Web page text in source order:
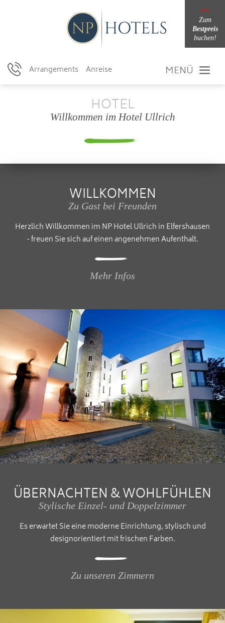
Arrangements Anreise MENÜ
Zum
Bestpreis
buchen!
HOTEL
Willkommen im Hotel Ullrich
WILLKOMMEN
Zu Gast bei Freunden
Herzlich Willkommen im NP Hotel Ullrich in Elfershausen
- freuen Sie sich auf einen angenehmen Aufenthalt.
Mehr Infos
ÜBERNACHTEN & WOHLFÜHLEN
Stylische Einzel- und Doppelzimmer
Es erwartet Sie eine moderne Einrichtung, stylisch und
designorientiert mit frischen Farben.
Zu unseren Zimmern